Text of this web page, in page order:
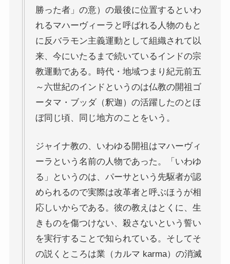
独ソ戦～ソ連とナチスの絶滅戦争
冷戦世界の歴史・思想・文学に学ぶ
現代ロシアとロシア・ウクライナ戦争
ボスニア紛争とルワンダ虐殺の悲劇～冷戦後の国際
マルクス・エンゲルス研究
マルクスは宗教的な現象か
おすすめマルクス・エンゲルス伝記
マルクス・エンゲルス著作と関連作品
勝った者」の意）の最後に位置するといわ
れるマハーヴィーラと呼ばれる人物のもと
に反バラモン主義運動として組織されて以
来、今にいたるまで続いているインドの宗
教運動である。時代・地域つまり紀元前五
～六世紀のインドというのは仏教の開祖ゴ
ータマ・ブッダ（釈迦）の活躍したのとほ
ぼ同じ頃、同じ地方のことをいう。
ジャイナ教の、いわゆる開祖はマハーヴィ
ーラという名前の人物であった。「いわゆ
る」というのは、パーサという先駆者が認
められるので実際は改革者と呼ぶほうが相
応しいからである。彼の教えはとくに、生
きものを傷つけない、殺さないという誓い
を実行することで知られている。そしてそ
の説くところは業（カルマ karma）の消滅